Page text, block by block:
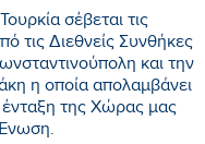
σέβεται τις
τις Διεθνείς Συνθήκες
και την
η οποία απολαμβάνει
της Χώρας μας